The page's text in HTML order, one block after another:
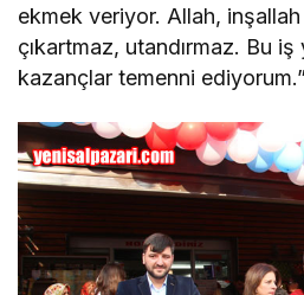
ekmek veriyor. Allah,
çıkartmaz, utandırmaz. Bu
kazançlar temenni